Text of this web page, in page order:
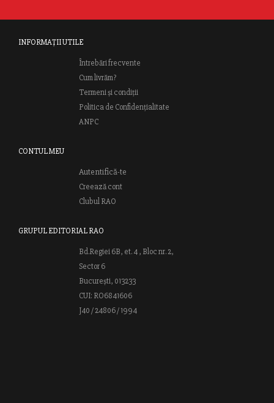
INFORMAȚII UTILE
Întrebări frecvente
Cum livrăm?
Termeni și condiții
Politica de Confidențialitate
ANPC
CONTUL MEU
Autentifică-te
Creează cont
Clubul RAO
GRUPUL EDITORIAL RAO
Bd.Regiei 6B, et. 4 , Bloc nr. 2,
Sector 6
București, 013233
CUI: RO6841606
J40 / 24806 / 1994